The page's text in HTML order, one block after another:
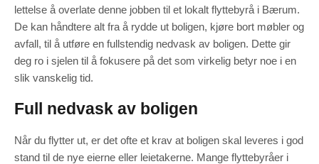
lettelse å overlate denne jobben til et lokalt flyttebyrå i Bærum.
De kan håndtere alt fra å rydde ut boligen, kjøre bort møbler og
avfall, til å utføre en fullstendig nedvask av boligen. Dette gir
deg ro i sjelen til å fokusere på det som virkelig betyr noe i en
slik vanskelig tid.
Full nedvask av boligen
Når du flytter ut, er det ofte et krav at boligen skal leveres i god
stand til de nye eierne eller leietakerne. Mange flyttebyråer i